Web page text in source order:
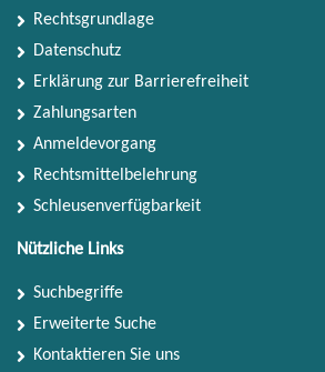
Rechtsgrundlage
Datenschutz
Erklärung zur Barrierefreiheit
Zahlungsarten
Anmeldevorgang
Rechtsmittelbelehrung
Schleusenverfügbarkeit
Nützliche Links
Suchbegriffe
Erweiterte Suche
Kontaktieren Sie uns